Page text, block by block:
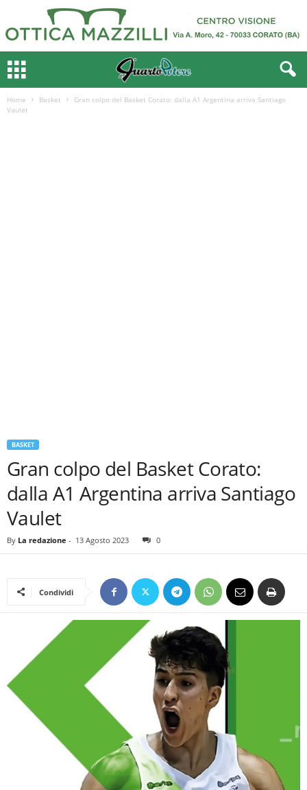
Home Basket
Gran colpo del Basket Corato: dalla A1 Argentina arriva Santiago
Vaulet
BASKET
Gran colpo del Basket Corato:
dalla A1 Argentina arriva Santiago
Vaulet
By La redazione - 13 Agosto 2023 0
Condividi